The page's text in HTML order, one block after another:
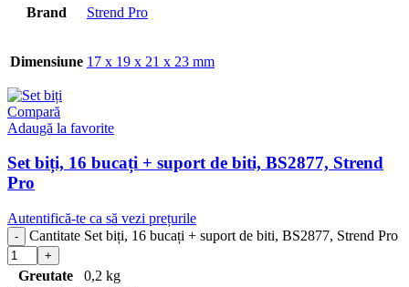
Brand Strend Pro
Dimensiune 17 x 19 x 21 x 23 mm
Compară
Adaugă la favorite
Set biți, 16 bucați + suport de biti, BS2877, Strend
Pro
Autentifică-te ca să vezi prețurile
Cantitate Set biți, 16 bucați + suport de biti, BS2877, Strend Pro
Greutate
0,2 kg